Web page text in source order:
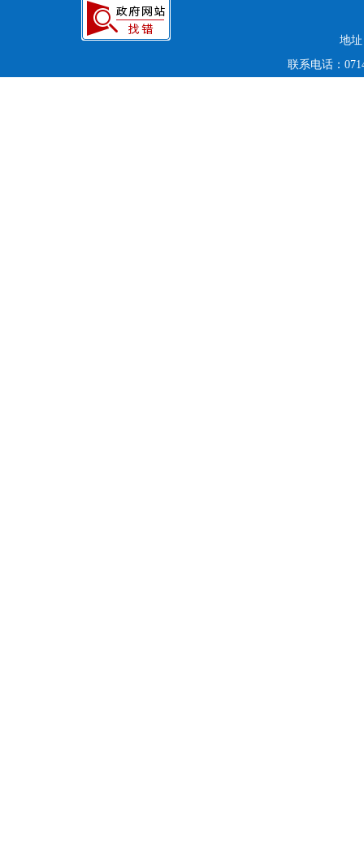
地
联系电话：